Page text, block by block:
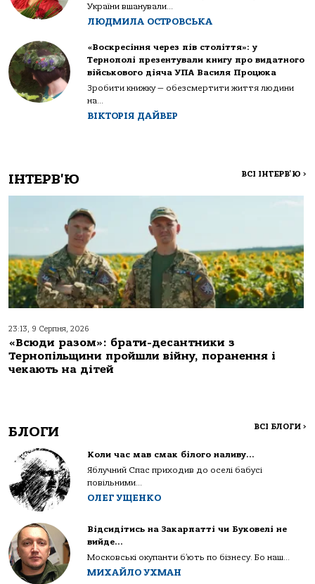
України вшанували...
ЛЮДМИЛА ОСТРОВСЬКА
«Воскресіння через пів століття»: у
Тернополі презентували книгу про видатного
військового діяча УПА Василя Процюка
Зробити книжку — обезсмертити життя людини
на...
ВІКТОРІЯ ДАЙВЕР
ІНТЕРВ'Ю ВСІ ІНТЕРВ'Ю >
23:13, 9 Серпня, 2026
«Всюди разом»: брати-десантники з
Тернопільщини пройшли війну, поранення і
чекають на дітей
БЛОГИ ВСІ БЛОГИ >
Коли час мав смак білого наливу…
Яблучний Спас приходив до оселі бабусі
повільними...
ОЛЕГ УЩЕНКО
Відсидітись на Закарпатті чи Буковелі не
вийде…
Московські окупанти б’ють по бізнесу. Бо наш...
МИХАЙЛО УХМАН